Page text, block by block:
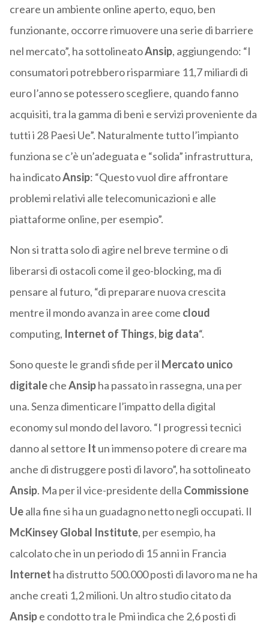
creare un ambiente online aperto, equo, ben
funzionante, occorre rimuovere una serie di barriere
nel mercato”, ha sottolineatoAnsip, aggiungendo: “I
consumatori potrebbero risparmiare 11,7 miliardi di
euro l’anno se potessero scegliere, quando fanno
acquisiti, tra la gamma di beni e servizi proveniente da
tutti i 28 Paesi Ue”. Naturalmente tutto l’impianto
funziona se c’è un’adeguata e “solida” infrastruttura,
ha indicatoAnsip: “Questo vuol dire affrontare
problemi relativi alle telecomunicazioni e alle
piattaforme online, per esempio”.
Non si tratta solo di agire nel breve termine o di
liberarsi di ostacoli come il geo-blocking, ma di
pensare al futuro, “di preparare nuova crescita
mentre il mondo avanza in aree come cloud
computing, Internet of Things, big data“.
Sono queste le grandi sfide per il Mercato unico
digitalecheAnsipha passato in rassegna, una per
una. Senza dimenticare l’impatto della digital
economy sul mondo del lavoro. “I progressi tecnici
danno al settore It un immenso potere di creare ma
anche di distruggere posti di lavoro”, ha sottolineato
Ansip. Ma per il vice-presidente della Commissione
Uealla fine si ha un guadagno netto negli occupati. Il
McKinsey Global Institute, per esempio, ha
calcolato che in un periodo di 15 anni in Francia
Internet ha distrutto 500.000 posti di lavoro ma ne ha
anche creati 1,2 milioni. Un altro studio citato da
Ansipe condotto tra le Pmi indica che 2,6 posti di